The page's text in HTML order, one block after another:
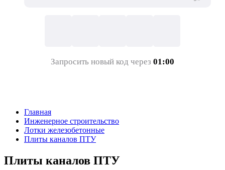
Запросить новый код через 01:00
Главная
Инженерное строительство
Лотки железобетонные
Плиты каналов ПТУ
Плиты каналов ПТУ